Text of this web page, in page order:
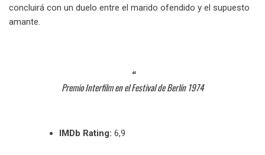
concluirá con un duelo entre el marido ofendido y el supuesto
amante.
Premio Interfilm en el Festival de Berlín 1974
IMDb Rating: 6,9